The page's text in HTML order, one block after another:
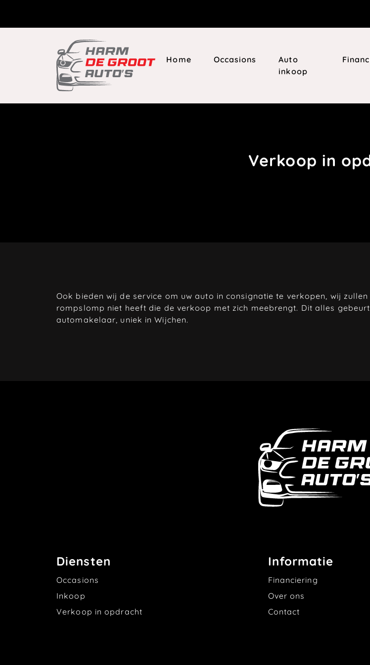
Home Occasions
Auto
inkoop
Verkoop in
Ook bieden wij de service om uw auto in consignatie te verkopen, wij
rompslomp niet heeft die de verkoop met zich meebrengt. Dit alles
automakelaar, uniek in Wijchen.
Diensten
Occasions
Inkoop
Verkoop in opdracht
Informatie
Financiering
Over ons
Contact